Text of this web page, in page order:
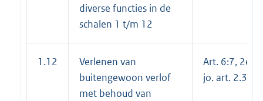
diverse functies in de
schalen 1 t/m 12
1.12
Verlenen van
buitengewoon verlof
met behoud van
Art. 6:7, 2e
jo. art. 2.3.4